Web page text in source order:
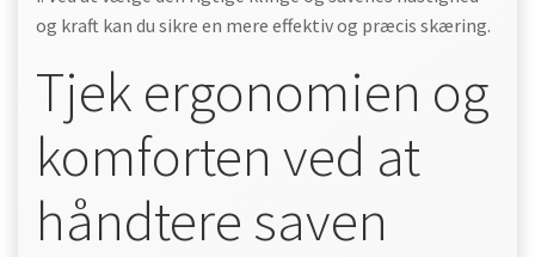
og kraft kan du sikre en mere effektiv og præcis skæring.
Tjek ergonomien og
komforten ved at
håndtere saven